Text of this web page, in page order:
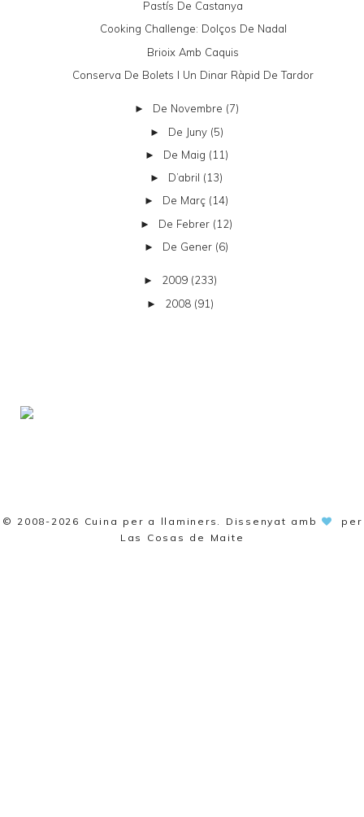
Pastís De Castanya
Cooking Challenge: Dolços De Nadal
Brioix Amb Caquis
Conserva De Bolets I Un Dinar Ràpid De Tardor
► De Novembre (7)
► De Juny (5)
► De Maig (11)
► D’abril (13)
► De Març (14)
► De Febrer (12)
► De Gener (6)
► 2009 (233)
► 2008 (91)
© 2008-2026 Cuina per a llaminers . Dissenyat amb
per
Las Cosas de Maite